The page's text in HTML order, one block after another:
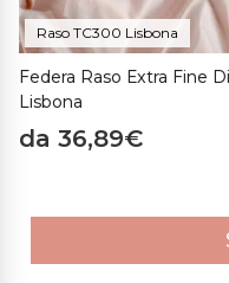
Raso TC300 Lisbona
Federa Raso Extra Fine
Lisbona
da 36,89€